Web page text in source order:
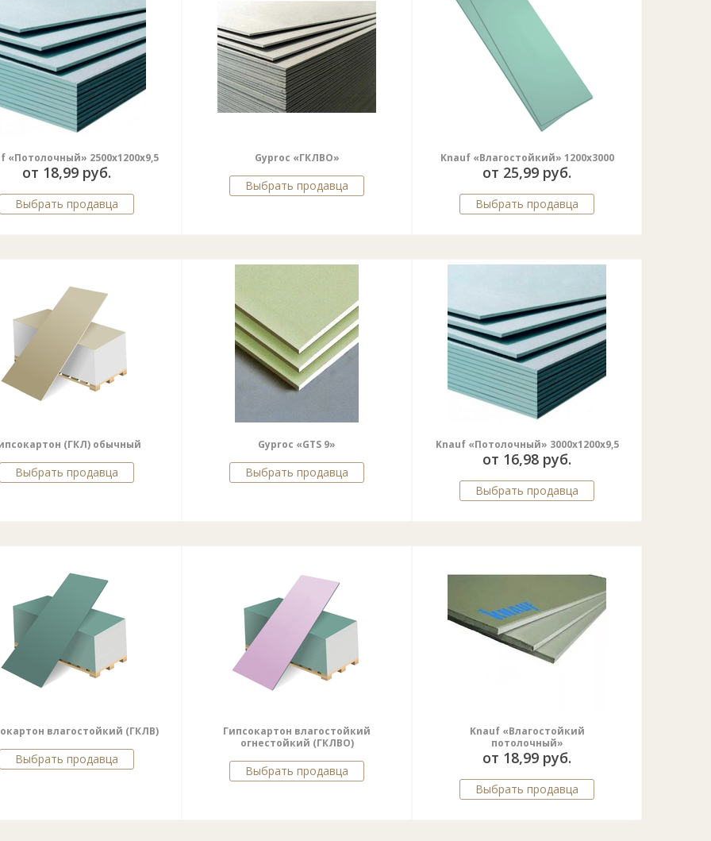
«Потолочный» 2500х1200х9,5
от 18,99 руб.
Выбрать продавца
Gyproc «ГКЛВО»
Выбрать продавца
Knauf «Влагостойкий» 1200х3000
от 25,99 руб.
Выбрать продавца
(ГКЛ) обычный
Выбрать продавца
Gyproc «GTS 9»
Выбрать продавца
Knauf «Потолочный» 3000х1200х9,5
от 16,98 руб.
Выбрать продавца
влагостойкий (ГКЛВ)
Выбрать продавца
Гипсокартон влагостойкий
огнестойкий (ГКЛВО)
Выбрать продавца
Knauf «Влагостойкий
потолочный»
от 18,99 руб.
Выбрать продавца